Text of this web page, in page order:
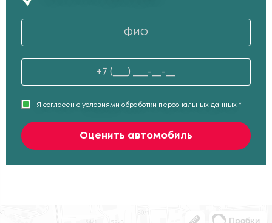
Я согласен с условиями обработки персональных данных *
Оценить автомобиль